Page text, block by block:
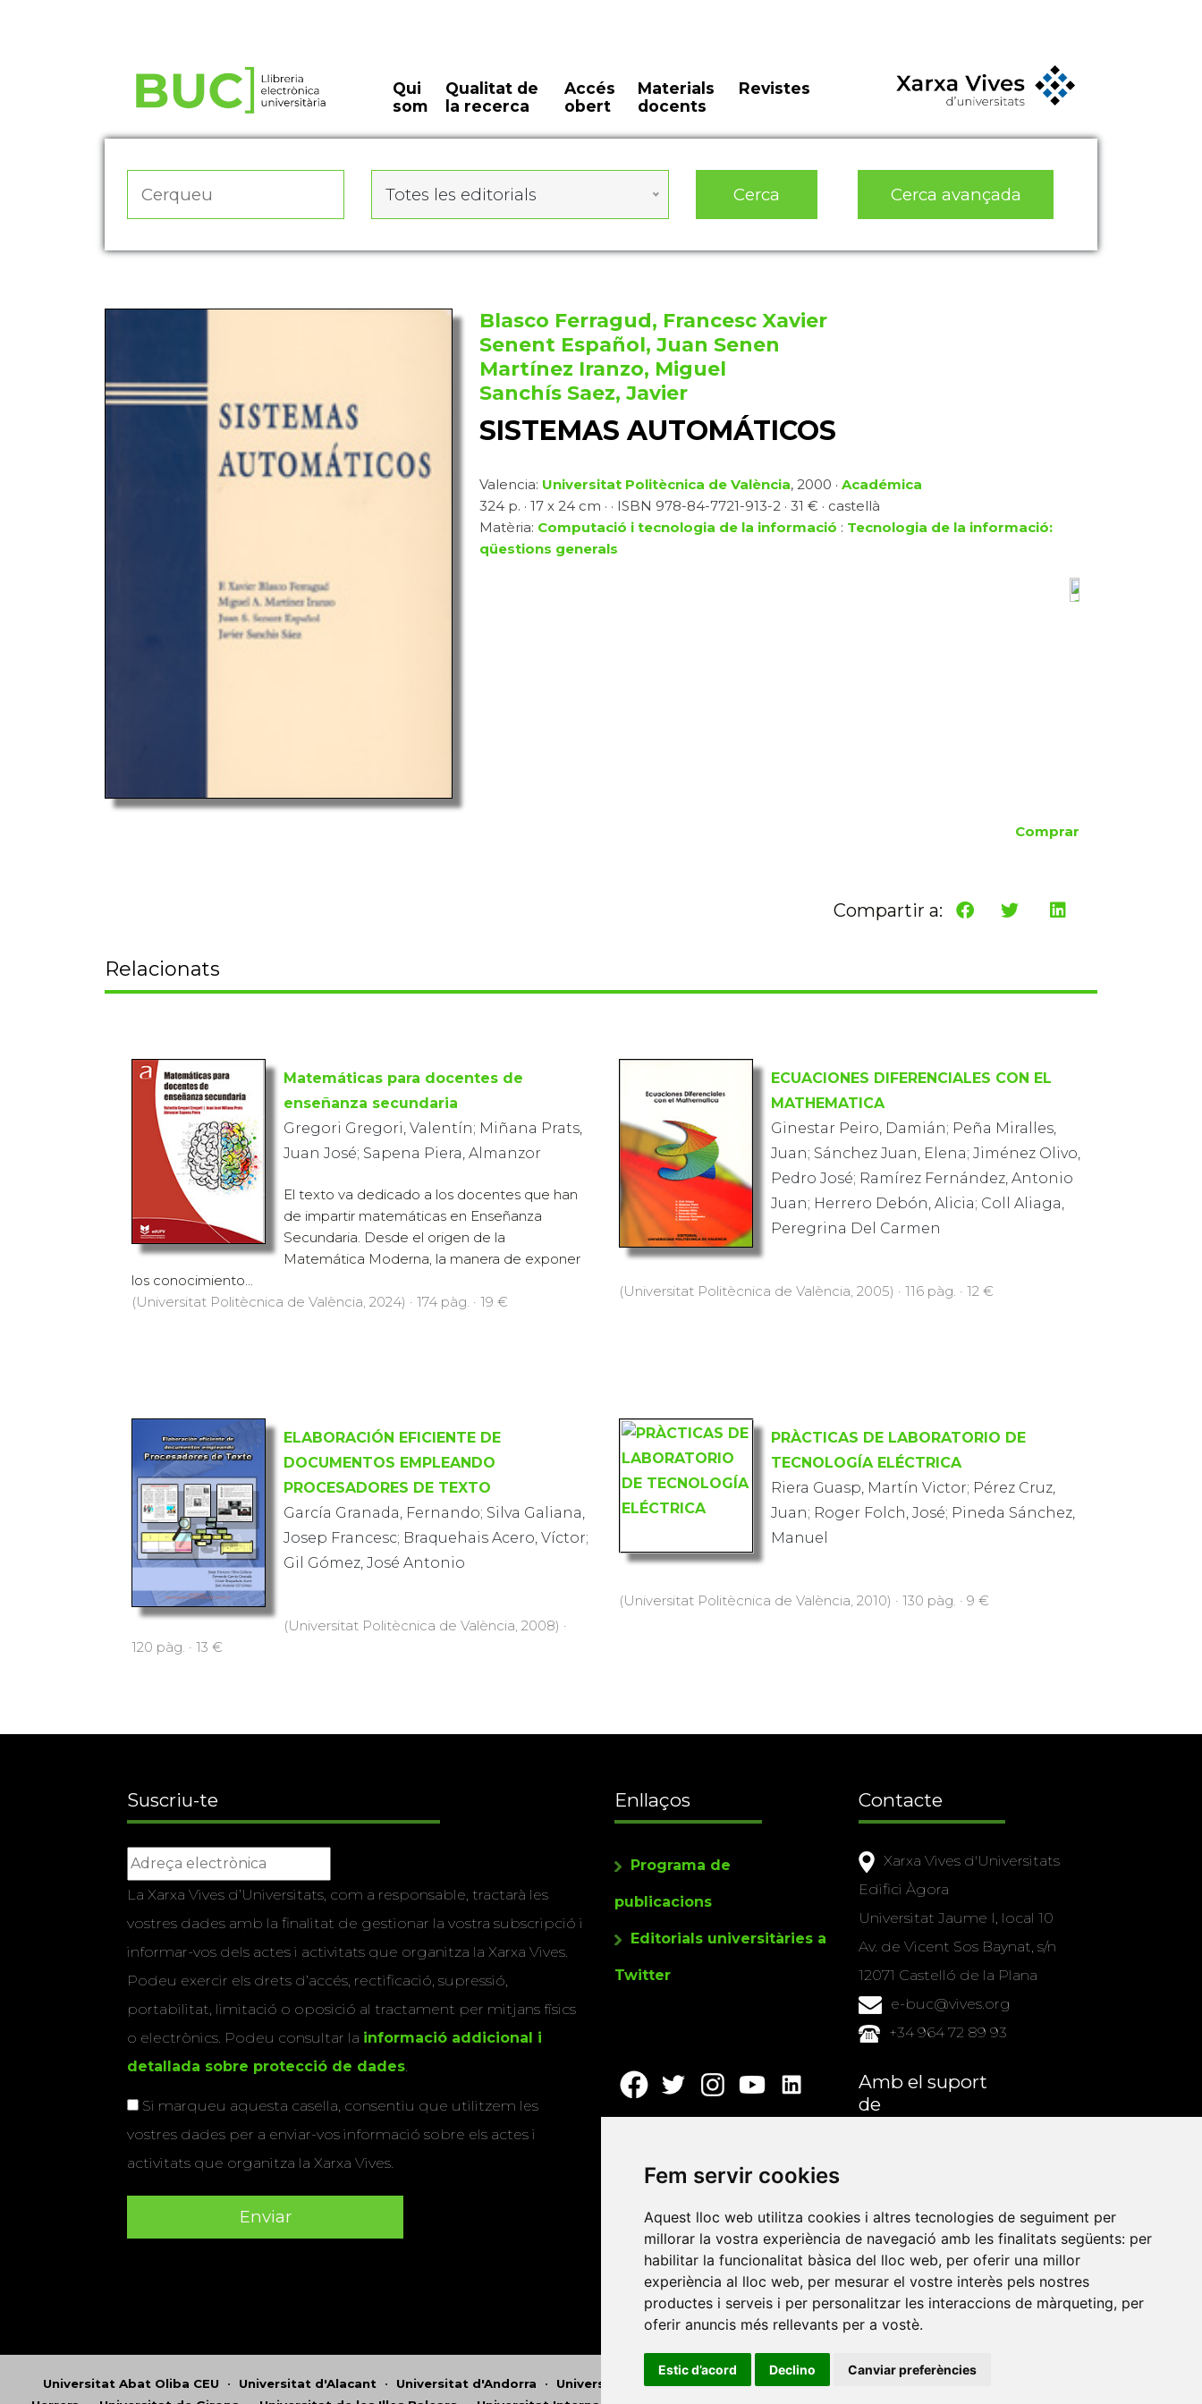
Fem servir cookies
Aquest lloc web utilitza cookies i altres tecnologies de seguiment per
millorar la vostra experiència de navegació amb les finalitats següents: per
habilitar la funcionalitat bàsica del lloc web, per oferir una millor
experiència al lloc web, per mesurar el vostre interès pels nostres
productes i serveis i per personalitzar les interaccions de màrqueting, per
oferir anuncis més rellevants per a vostè.
Estic d’acord Declino Canviar preferències
Qui
som
Qualitat de
la recerca
Accés
obert
Materials
docents
Revistes
Totes les editorials Cerca Cerca avançada
Blasco Ferragud, Francesc Xavier
Senent Español, Juan Senen
Martínez Iranzo, Miguel
Sanchís Saez, Javier
SISTEMAS AUTOMÁTICOS
Valencia: Universitat Politècnica de València, 2000 · Académica
324 p. · 17 x 24 cm · · ISBN 978-84-7721-913-2 · 31 € · castellà
Matèria: Computació i tecnologia de la informació : Tecnologia de la informació:
qüestions generals
Comprar
Compartir a:
Relacionats
Matemáticas para docentes de
enseñanza secundaria
Gregori Gregori, Valentín; Miñana Prats,
Juan José; Sapena Piera, Almanzor
El texto va dedicado a los docentes que han
de impartir matemáticas en Enseñanza
Secundaria. Desde el origen de la
Matemática Moderna, la manera de exponer
los conocimiento...
(Universitat Politècnica de València, 2024) · 174 pàg. · 19 €
ECUACIONES DIFERENCIALES CON EL
MATHEMATICA
Ginestar Peiro, Damián; Peña Miralles,
Juan; Sánchez Juan, Elena; Jiménez Olivo,
Pedro José; Ramírez Fernández, Antonio
Juan; Herrero Debón, Alicia; Coll Aliaga,
Peregrina Del Carmen
(Universitat Politècnica de València, 2005) · 116 pàg. · 12 €
ELABORACIÓN EFICIENTE DE
DOCUMENTOS EMPLEANDO
PROCESADORES DE TEXTO
García Granada, Fernando; Silva Galiana,
Josep Francesc; Braquehais Acero, Víctor;
Gil Gómez, José Antonio
(Universitat Politècnica de València, 2008) ·
120 pàg. · 13 €
PRÀCTICAS DE LABORATORIO DE
TECNOLOGÍA ELÉCTRICA
Riera Guasp, Martín Victor; Pérez Cruz,
Juan; Roger Folch, José; Pineda Sánchez,
Manuel
(Universitat Politècnica de València, 2010) · 130 pàg. · 9 €
Suscriu-te
La Xarxa Vives d’Universitats, com a responsable, tractarà les
vostres dades amb la finalitat de gestionar la vostra subscripció i
informar-vos dels actes i activitats que organitza la Xarxa Vives.
Podeu exercir els drets d’accés, rectificació, supressió,
portabilitat, limitació o oposició al tractament per mitjans físics
o electrònics. Podeu consultar la informació addicional i
detallada sobre protecció de dades.
Si marqueu aquesta casella, consentiu que utilitzem les
vostres dades per a enviar-vos informació sobre els actes i
activitats que organitza la Xarxa Vives.
Enllaços
Programa de
publicacions
Editorials universitàries a
Twitter
Contacte
Xarxa Vives d'Universitats
Edifici Àgora
Universitat Jaume I, local 10
Av. de Vicent Sos Baynat, s/n
12071 Castelló de la Plana
e-buc@vives.org
+34 964 72 89 93
Amb el suport
de
Universitat Abat Oliba CEU • Universitat d'Alacant • Universitat d'Andorra • Universitat Autònoma de Barcelona•Universitat de Barcelona